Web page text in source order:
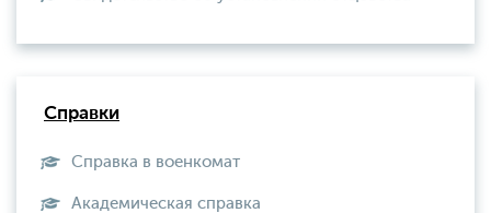
Справки
Справка в военкомат
Академическая справка